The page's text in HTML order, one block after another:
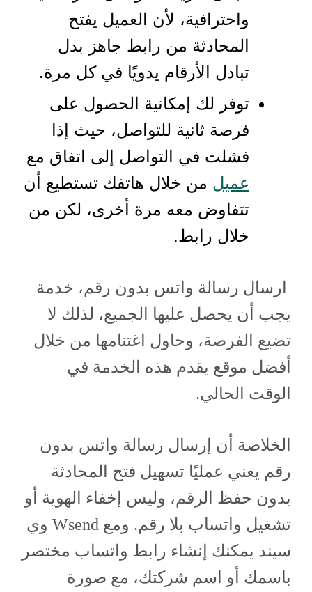
واحترافية، لأن العميل يفتح
المحادثة من رابط جاهز بدل
تبادل الأرقام يدويًا في كل مرة.
توفر لك إمكانية الحصول على
فرصة ثانية للتواصل، حيث إذا
فشلت في التواصل إلى اتفاق مع
عميل من خلال هاتفك تستطيع أن
تتفاوض معه مرة أخرى، لكن من
خلال رابط.
ارسال رسالة واتس بدون رقم، خدمة
يجب أن يحصل عليها الجميع، لذلك لا
تضيع الفرصة، وحاول اغتنامها من خلال
أفضل موقع يقدم هذه الخدمة في
الوقت الحالي.
الخلاصة أن إرسال رسالة واتس بدون
رقم يعني عمليًا تسهيل فتح المحادثة
بدون حفظ الرقم، وليس إخفاء الهوية أو
تشغيل واتساب بلا رقم. ومع Wsend وي
سيند يمكنك إنشاء رابط واتساب مختصر
باسمك أو اسم شركتك، مع صورة